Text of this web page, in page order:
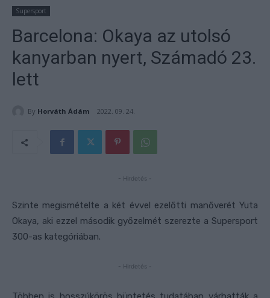
Supersport
Barcelona: Okaya az utolsó
kanyarban nyert, Számadó 23.
lett
By Horváth Ádám 2022. 09. 24.
- Hirdetés -
Szinte megismételte a két évvel ezelőtti manőverét Yuta
Okaya, aki ezzel második győzelmét szerezte a Supersport
300-as kategóriában.
- Hirdetés -